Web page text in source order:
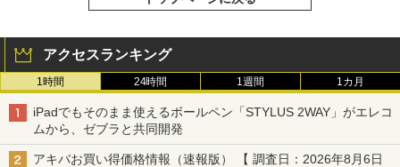
アクセスランキング
1時間 24時間 1週間 1カ月
iPadでもそのまま使えるボールペン「STYLUS 2WAY」がエレコ
ムから、ゼブラと共同開発
アキバお買い得価格情報（速報版） 【 調査日：2026年8月6日